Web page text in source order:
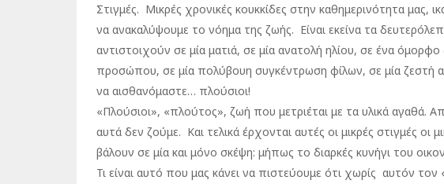
Στιγμές. Μικρές χρονικές κουκκίδες στην καθημερινότητα μας,
να ανακαλύψουμε το νόημα της ζωής. Είναι εκείνα τα
αντιστοιχούν σε μία ματιά, σε μία ανατολή ηλίου, σε ένα
προσώπου, σε μία πολύβουη συγκέντρωση φίλων, σε μία ζεστή
να αισθανόμαστε… πλούσιοι!
«Πλούσιοι», «πλούτος», ζωή που μετριέται με τα υλικά αγαθά.
αυτά δεν ζούμε. Και τελικά έρχονται αυτές οι μικρές στιγμές οι
βάλουν σε μία και μόνο σκέψη: μήπως το διαρκές κυνήγι του
Τι είναι αυτό που μας κάνει να πιστεύουμε ότι χωρίς αυτόν